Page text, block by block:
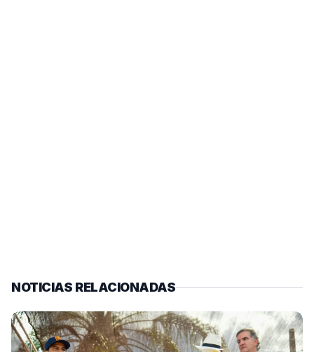
NOTICIAS RELACIONADAS